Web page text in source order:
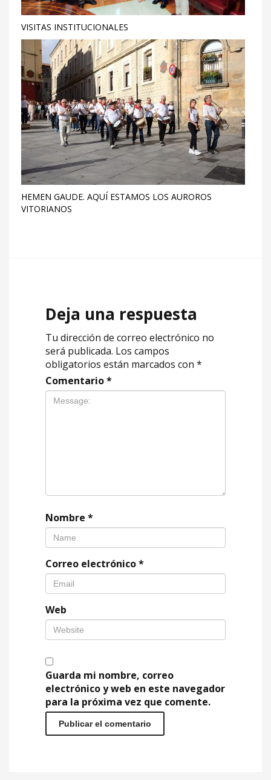
VISITAS INSTITUCIONALES
HEMEN GAUDE. AQUÍ ESTAMOS LOS AUROROS
VITORIANOS
Deja una respuesta
Tu dirección de correo electrónico no
será publicada. Los campos
obligatorios están marcados con *
Comentario*
Nombre *
Correo electrónico*
Web
Guarda mi nombre, correo
electrónico y web en este navegador
para la próxima vez que comente.